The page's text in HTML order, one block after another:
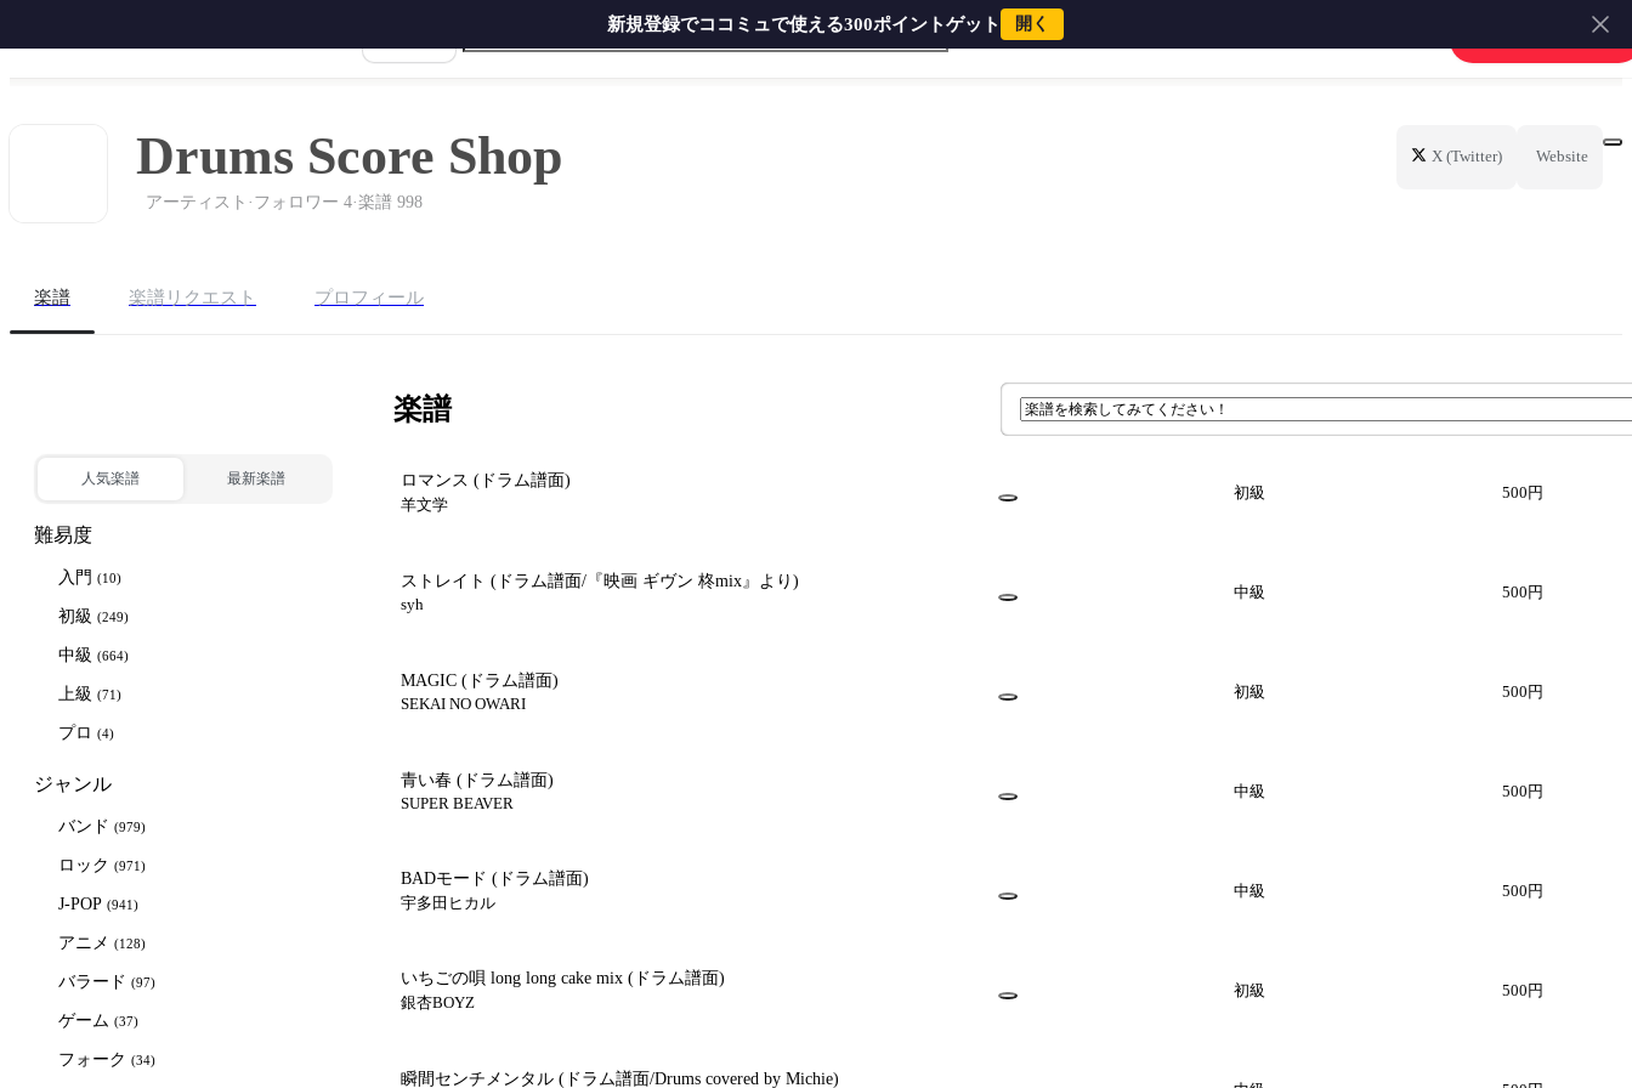
会員登録・ログイン
新規登録でココミュで使える300ポイントゲット 開く
ドラム 弦楽器 木管楽器 金管楽器
Drums Score Shop
アーティスト · フォロワー 4·楽譜 998
X (Twitter) Website
楽譜 楽譜リクエスト プロフィール
人気楽譜 最新楽譜
難易度
入門 (10)
初級 (249)
中級 (664)
上級 (71)
プロ (4)
ジャンル
バンド (979)
ロック (971)
J-POP (941)
アニメ (128)
バラード (97)
ゲーム (37)
フォーク (34)
楽譜
ロマンス (ドラム譜面)
羊文学
初級 500円
ストレイト (ドラム譜面/『映画 ギヴン 柊mix』より)
syh
中級 500円
MAGIC (ドラム譜面)
SEKAI NO OWARI
初級 500円
青い春 (ドラム譜面)
SUPER BEAVER
中級 500円
BADモード (ドラム譜面)
宇多田ヒカル
中級 500円
いちごの唄 long long cake mix (ドラム譜面)
銀杏BOYZ
初級 500円
瞬間センチメンタル (ドラム譜面/Drums covered by Michie)